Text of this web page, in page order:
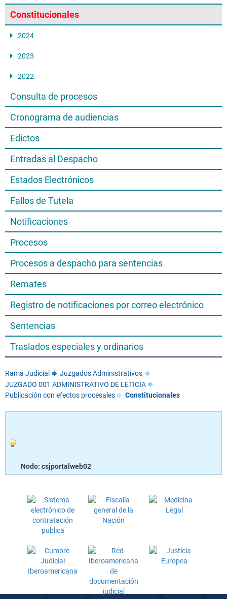
Constitucionales
2024
2023
2022
Consulta de procesos
Cronograma de audiencias
Edictos
Entradas al Despacho
Estados Electrónicos
Fallos de Tutela
Notificaciones
Procesos
Procesos a despacho para sentencias
Remates
Registro de notificaciones por correo electrónico
Sentencias
Traslados especiales y ordinarios
Rama Judicial
Juzgados Administrativos
JUZGADO 001 ADMINISTRATIVO DE LETICIA
Publicación con efectos procesales
Constitucionales
Nodo: csjportalweb02